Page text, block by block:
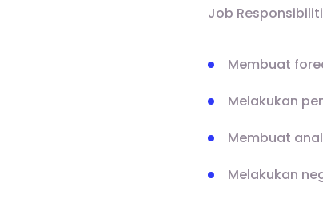
Job
Membuat
Melakukan
Membuat
Melakukan